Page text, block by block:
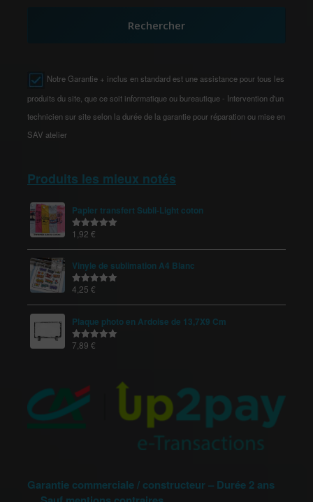
Rechercher
Notre Garantie + inclus en standard est une assistance pour tous les
produits du site, que ce soit informatique ou bureautique - Intervention d'un
technicien sur site selon la durée de la garantie pour réparation ou mise en
SAV atelier
Produits les mieux notés
Papier transfert Subli-Light coton
Note5.00
1,92 €
Vinyle de sublimation A4 Blanc
Note5.00
4,25 €
Plaque photo en Ardoise de 13,7X9 Cm
Note5.00
7,89 €
Garantie commerciale / constructeur – Durée 2 ans